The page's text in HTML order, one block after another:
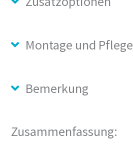
Montage und Pflege
Bemerkung
Zusammenfassung: